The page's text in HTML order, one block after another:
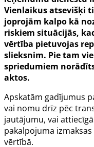
Vienlaikus atsevišķi
joprojām kalpo kā
riskiem situācijās,
vērtība pietuvojas
slieksnim. Pie tam
spriedumiem
aktos.
Apskatām gadījumus
vai nomu drīz pēc
jautājumu, vai
pakalpojuma
vērtībā.